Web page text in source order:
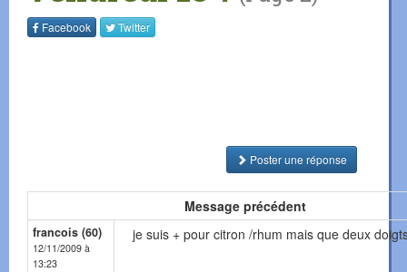
Facebook Twitter
Poster une réponse
Message précédent
francois (60)
12/11/2009 à
13:23
je suis + pour citron /rhum mais que deux